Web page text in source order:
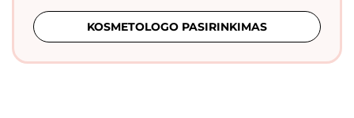
KOSMETOLOGO PASIRINKIMAS